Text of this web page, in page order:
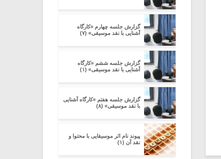
گزارش جلسه چهارم «کارگاه
آشنایی با نقد موسیقی» (۷)
گزارش جلسه ششم «کارگاه
آشنایی با نقد موسیقی» (۱)
گزارش جلسه هفتم «کارگاه آشنایی
با نقد موسیقی» (۸)
پیوند نام اثر موسیقایی با محتوا و
نقد آن (۱)